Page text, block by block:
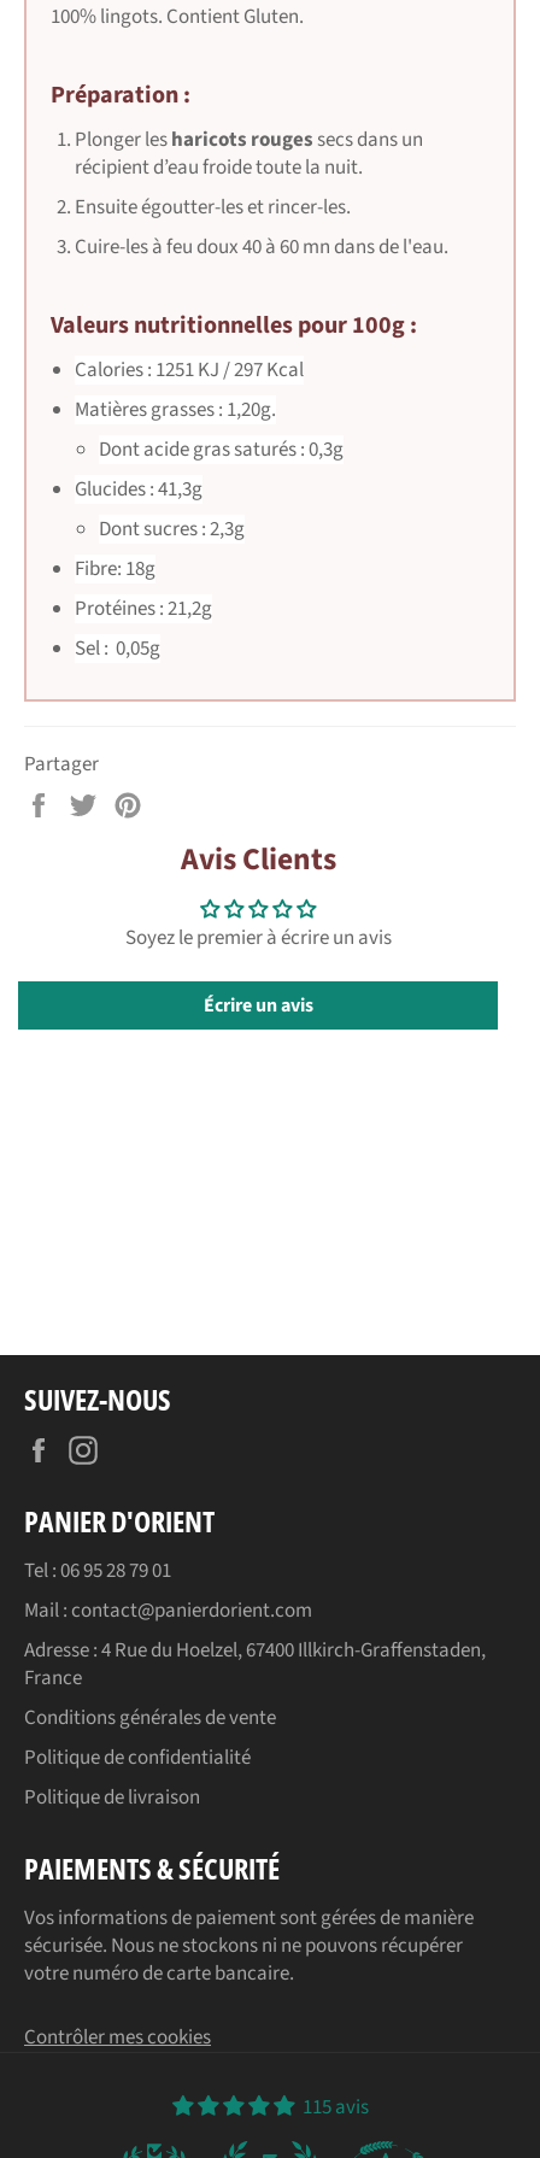
100% lingots. Contient Gluten.
Préparation :
Plongerlesharicots rougessecs dans un
récipient d’eau froide toute la nuit.
Ensuite égoutter-les et rincer-les.
Cuire-les à feu doux 40 à 60 mn dans de l'eau.
Valeurs nutritionnelles pour 100g :
Calories : 1251KJ /297Kcal
Matières grasses : 1,20g.
Dont acide gras saturés : 0,3g
Glucides : 41,3g
Dont sucres : 2,3g
Fibre: 18g
Protéines : 21,2g
Sel : 0,05g
Partager
PartagerTweeter
Pinterest
Avis Clients
Soyez le premier à écrire un avis
Écrire un avis
SUIVEZ-NOUS
Facebook
PANIER D'ORIENT
Tel : 06 95 28 79 01
Mail : contact@panierdorient.com
Adresse :4 Rue du Hoelzel, 67400 Illkirch-Graffenstaden,
France
Conditions générales de vente
Politique de confidentialité
Politique de livraison
PAIEMENTS & SÉCURITÉ
Vos informations de paiement sont gérées de manière
sécurisée. Nous ne stockons ni ne pouvons récupérer
votre numéro de carte bancaire.
Contrôler mes cookies
115 avis